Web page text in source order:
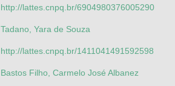
http://lattes.cnpq.br/6904980376005290
Tadano, Yara de Souza
http://lattes.cnpq.br/1411041491592598
Bastos Filho, Carmelo José Albanez